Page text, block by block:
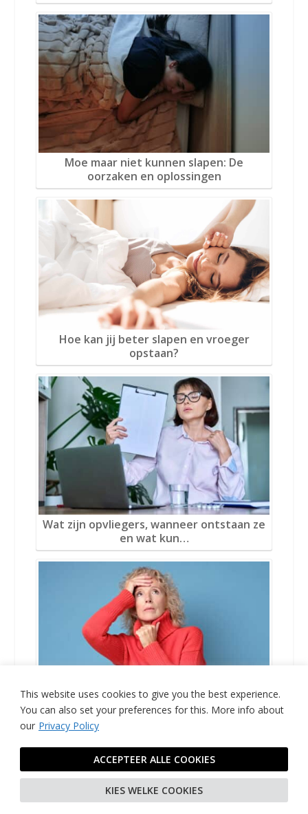
This website uses cookies to give you the best experience.
You can also set your preferences for this. More info about
our Privacy Policy
KIES WELKE COOKIES
ACCEPTEER ALLE COOKIES
Moe maar niet kunnen slapen: De
oorzaken en oplossingen
Hoe kan jij beter slapen en vroeger
opstaan?
Wat zijn opvliegers, wanneer ontstaan ze
en wat kun…
Opvliegers door stress: Waarom gebeurt
OVER DE AUTEUR